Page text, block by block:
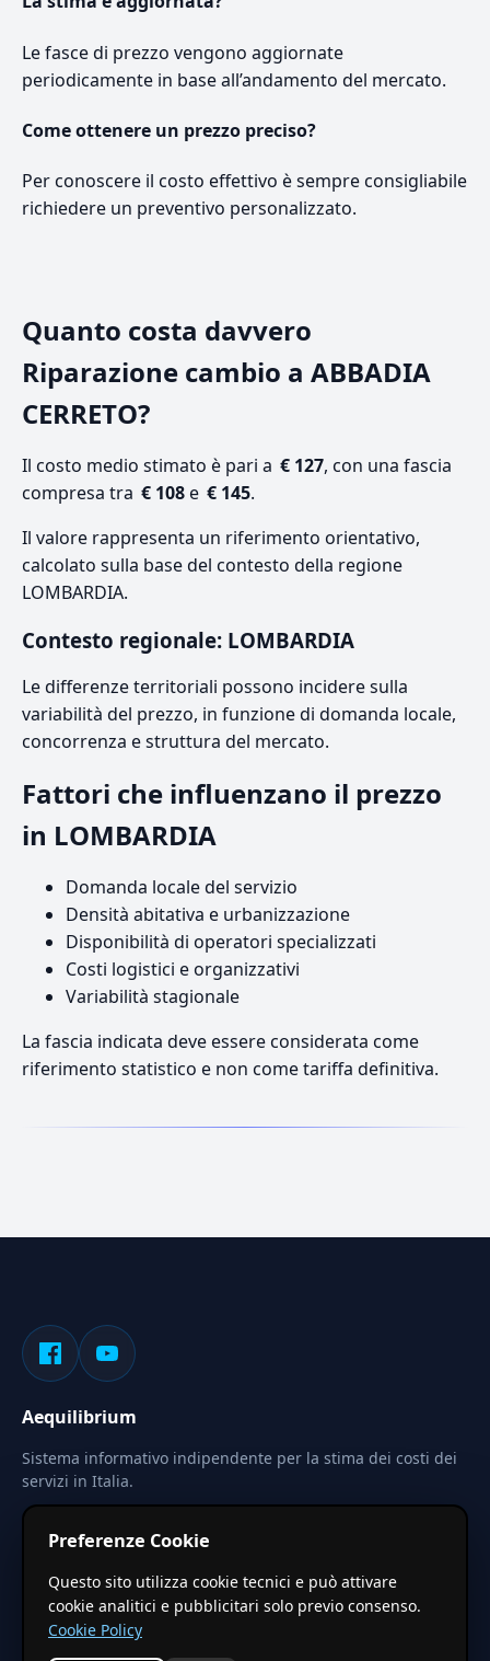
Le fasce di prezzo vengono aggiornate
periodicamente in base all’andamento del mercato.
Come ottenere un prezzo preciso?
Per conoscere il costo effettivo è sempre consigliabile
richiedere un preventivo personalizzato.
Quanto costa davvero
Riparazione cambio a ABBADIA
CERRETO?
Il costo medio stimato è pari a € 127, con una fascia
compresa tra € 108e € 145.
Il valore rappresenta un riferimento orientativo,
calcolato sulla base del contesto della regione
LOMBARDIA.
Contesto regionale: LOMBARDIA
Le differenze territoriali possono incidere sulla
variabilità del prezzo, in funzione di domanda locale,
concorrenza e struttura del mercato.
Fattori che influenzano il prezzo
in LOMBARDIA
Domanda locale del servizio
Densità abitativa e urbanizzazione
Disponibilità di operatori specializzati
Costi logistici e organizzativi
Variabilità stagionale
La fascia indicata deve essere considerata come
riferimento statistico e non come tariffa definitiva.
Aequilibrium
Sistema informativo indipendente per la stima dei costi dei
servizi in Italia.
Le stime pubblicate sono calcolate tramite coefficienti
territoriali regionali applicati a valori base nazionali. Non
costituiscono preventivo ufficiale.
Preferenze Cookie
Questo sito utilizza cookie tecnici e può attivare
cookie analitici e pubblicitari solo previo consenso.
Cookie Policy